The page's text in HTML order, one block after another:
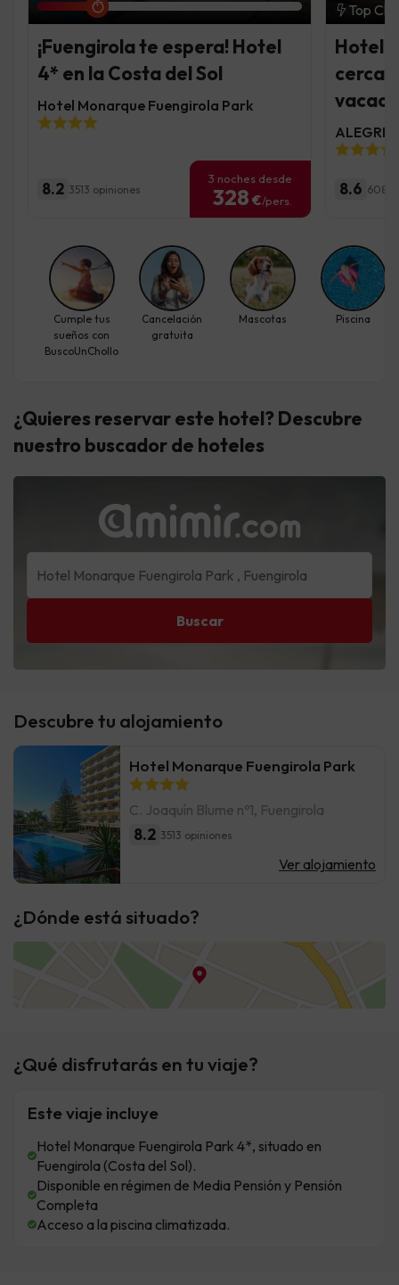
Descubre tu alojamiento
Hotel Monarque Fuengirola Park
C. Joaquín Blume nº1, Fuengirola
8.2 3513 opiniones
Ver alojamiento
¿Dónde está situado?
¿Qué disfrutarás en tu viaje?
Este viaje incluye
Hotel Monarque Fuengirola Park 4*, situado en
Fuengirola (Costa del Sol).
Disponible en régimen de Media Pensión y Pensión
Completa
Acceso a la piscina climatizada.
¡Fuengirola te espera! Hotel
4* en la Costa del Sol
Hotel Monarque Fuengirola Park
8.2 3513 opiniones
3 noches desde
328 €/pers.
Top
Hotel
cerca
8.6 6085
Cumple tus
sueños con
BuscoUnChollo
Cancelación
gratuita
Mascotas Piscina
¿Quieres reservar este hotel? Descubre
nuestro buscador de hoteles
Buscar